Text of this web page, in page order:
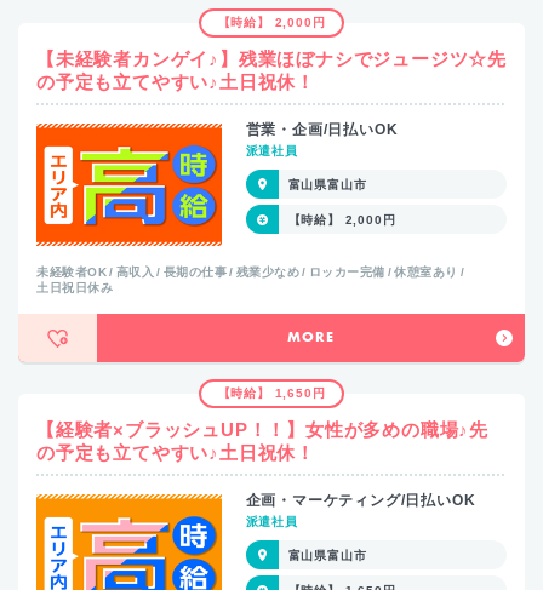
【時給】 2,000円
【未経験者カンゲイ♪】残業ほぼナシでジュージツ☆先
の予定も立てやすい♪土日祝休！
営業・企画/日払いOK
派遣社員
富山県富山市
【時給】 2,000円
未経験者OK 高収入 長期の仕事 残業少なめ ロッカー完備
休憩室あり
土日祝日休み
MORE
【時給】 1,650円
【経験者×ブラッシュUP！！】女性が多めの職場♪先
の予定も立てやすい♪土日祝休！
企画・マーケティング/日払いOK
派遣社員
富山県富山市